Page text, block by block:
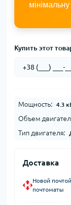
мінімальну
Купить этот
Мощность: 4.3
Объем
Тип двигателя:
Доставка
Новой
почтоматы